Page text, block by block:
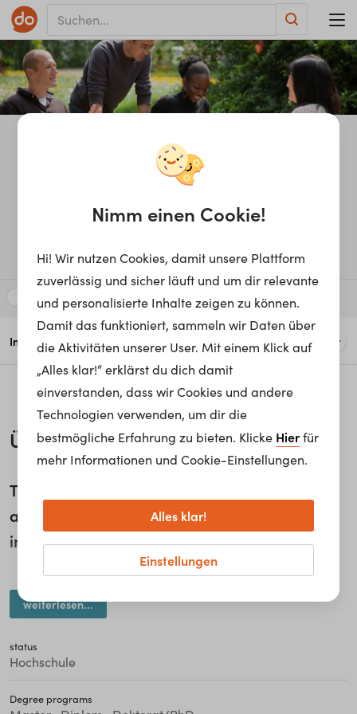
Di­plo­ma­ti­sche ­Aka­de­mie
Wi­en
Hochschule
Bildung, Pädagogik & Lehre
Info Stories Study Environment Education
Über uns
The Vienna School of International Studies is
a centre of excellence for the study of
international affairs.
The Vienna School of International Studies is proud to be
the oldest professional school in the world, having
careers and positions of leadership since 1754. Our unique
highest academic standards, proficiency in the major
weiterlesen...
status
Hochschule
Degree programs
Nimm einen Cookie!
Hi! Wir nutzen Cookies, damit unsere Plattform
zuverlässig und sicher läuft und um dir relevante
und personalisierte Inhalte zeigen zu können.
Damit das funktioniert, sammeln wir Daten über
die Aktivitäten unserer User. Mit einem Klick auf
„Alles klar!“ erklärst du dich damit
einverstanden, dass wir Cookies und andere
Technologien verwenden, um dir die
bestmögliche Erfahrung zu bieten. Klicke Hierfür
mehr Informationen und Cookie-Einstellungen.
Einstellungen
Alles klar!